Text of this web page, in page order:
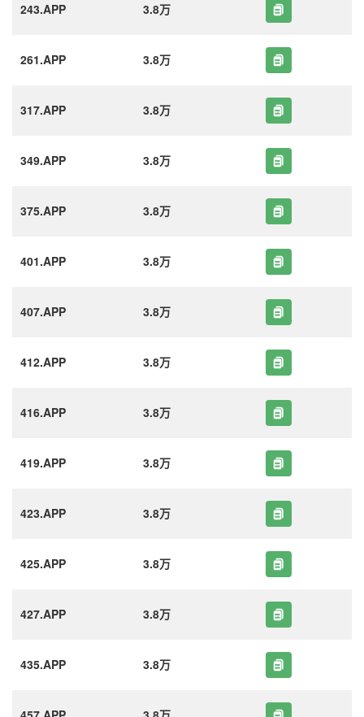
243.APP 3.8万
261.APP 3.8万
317.APP 3.8万
349.APP 3.8万
375.APP 3.8万
401.APP 3.8万
407.APP 3.8万
412.APP 3.8万
416.APP 3.8万
419.APP 3.8万
423.APP 3.8万
425.APP 3.8万
427.APP 3.8万
435.APP 3.8万